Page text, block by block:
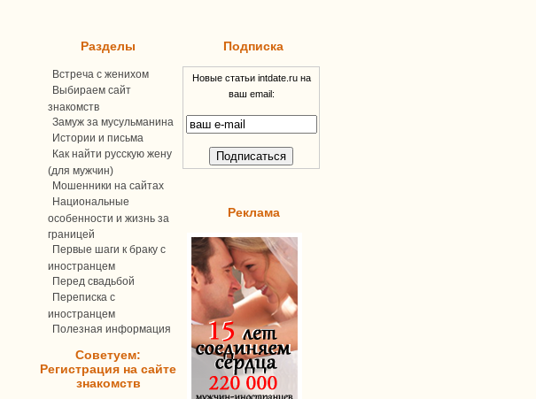
Разделы
Встреча с женихом
Выбираем сайт
знакомств
Замуж за мусульманина
Истории и письма
Как найти русскую жену
(для мужчин)
Мошенники на сайтах
Национальные
особенности и жизнь за
границей
Первые шаги к браку с
иностранцем
Перед свадьбой
Переписка c
иностранцем
Полезная информация
Советуем:
Регистрация на сайте
знакомств
Подписка
Новые статьи intdate.ru на
ваш email:
Реклама